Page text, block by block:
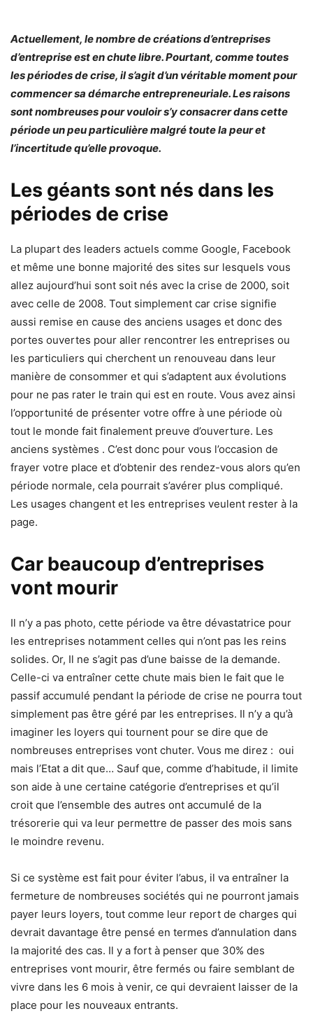
Actuellement, le nombre de créations d’entreprises
d’entreprise est en chute libre. Pourtant, comme toutes
les périodes de crise, il s’agit d’un véritable moment pour
commencer sa démarche entrepreneuriale. Les raisons
sont nombreuses pour vouloir s’y consacrer dans cette
période un peu particulière malgré toute la peur et
l’incertitude qu’elle provoque.
Les géants sont nés dans les
périodes de crise
La plupart des leaders actuels comme Google, Facebook
et même une bonne majorité des sites sur lesquels vous
allez aujourd’hui sont soit nés avec la crise de 2000, soit
avec celle de 2008. Tout simplement car crise signifie
aussi remise en cause des anciens usages et donc des
portes ouvertes pour aller rencontrer les entreprises ou
les particuliers qui cherchent un renouveau dans leur
manière de consommer et qui s’adaptent aux évolutions
pour ne pas rater le train qui est en route. Vous avez ainsi
l’opportunité de présenter votre offre à une période où
tout le monde fait finalement preuve d’ouverture. Les
anciens systèmes . C’est donc pour vous l’occasion de
frayer votre place et d’obtenir des rendez-vous alors qu’en
période normale, cela pourrait s’avérer plus compliqué.
Les usages changent et les entreprises veulent rester à la
page.
Car beaucoup d’entreprises
vont mourir
Il n’y a pas photo, cette période va être dévastatrice pour
les entreprises notamment celles qui n’ont pas les reins
solides. Or, Il ne s’agit pas d’une baisse de la demande.
Celle-ci va entraîner cette chute mais bien le fait que le
passif accumulé pendant la période de crise ne pourra tout
simplement pas être géré par les entreprises. Il n’y a qu’à
imaginer les loyers qui tournent pour se dire que de
nombreuses entreprises vont chuter. Vous me direz : oui
mais l’Etat a dit que… Sauf que, comme d’habitude, il limite
son aide à une certaine catégorie d’entreprises et qu’il
croit que l’ensemble des autres ont accumulé de la
trésorerie qui va leur permettre de passer des mois sans
le moindre revenu.
Si ce système est fait pour éviter l’abus, il va entraîner la
fermeture de nombreuses sociétés qui ne pourront jamais
payer leurs loyers, tout comme leur report de charges qui
devrait davantage être pensé en termes d’annulation dans
la majorité des cas. Il y a fort à penser que 30% des
entreprises vont mourir, être fermés ou faire semblant de
vivre dans les 6 mois à venir, ce qui devraient laisser de la
place pour les nouveaux entrants.